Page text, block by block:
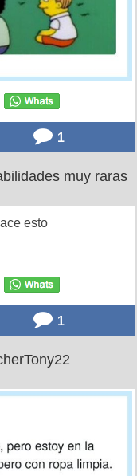
1
muy raras
esto
1